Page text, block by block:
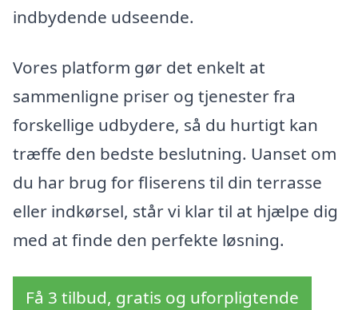
indbydende udseende.
Vores platform gør det enkelt at
sammenligne priser og tjenester fra
forskellige udbydere, så du hurtigt kan
træffe den bedste beslutning. Uanset om
du har brug for fliserens til din terrasse
eller indkørsel, står vi klar til at hjælpe dig
med at finde den perfekte løsning.
Få 3 tilbud, gratis og uforpligtende